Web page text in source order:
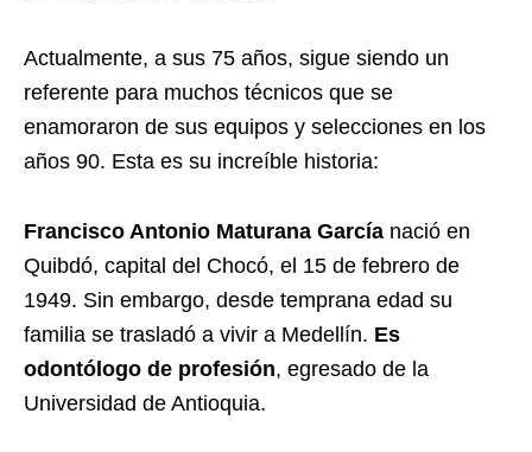
Actualmente, a sus 75 años, sigue siendo un
referente para muchos técnicos que se
enamoraron de sus equipos y selecciones en los
años 90. Esta es su increíble historia:
Francisco Antonio Maturana García nació en
Quibdó, capital del Chocó, el 15 de febrero de
1949. Sin embargo, desde temprana edad su
familia se trasladó a vivir a Medellín. Es
odontólogo de profesión, egresado de la
Universidad de Antioquia.